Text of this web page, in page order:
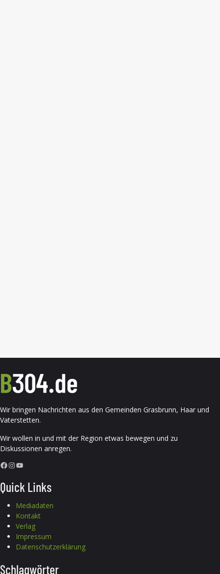
Wir bringen Nachrichten aus den Gemeinden Grasbrunn, Haar und
Vaterstetten.
Wir wollen in und mit der Region etwas bewegen und zu
Diskussionen anregen.
Facebook InstagramYouTube
Quick Links
Mediadaten
Kontakt
Verlag
Impressum
Datenschutzerklärung
Schlagwörter